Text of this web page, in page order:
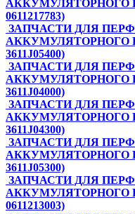
АККУМУЛЯТОРНОГО
0611217783)
ЗАПЧАСТИ ДЛЯ
АККУМУЛЯТОРНОГО
3611J05400)
ЗАПЧАСТИ ДЛЯ
АККУМУЛЯТОРНОГО
3611J04000)
ЗАПЧАСТИ ДЛЯ
АККУМУЛЯТОРНОГО
3611J04300)
ЗАПЧАСТИ ДЛЯ
АККУМУЛЯТОРНОГО
3611J05300)
ЗАПЧАСТИ ДЛЯ
АККУМУЛЯТОРНОГО
0611213003)